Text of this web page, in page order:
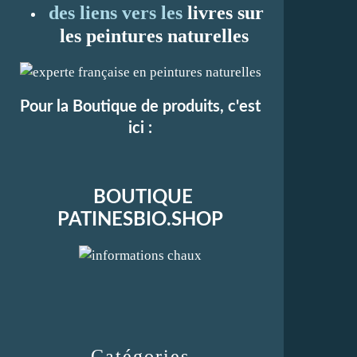
des liens vers les livres sur
les peintures naturelles
Pour la Boutique de produits, c'est
ici :
BOUTIQUE
PATINESBIO.SHOP